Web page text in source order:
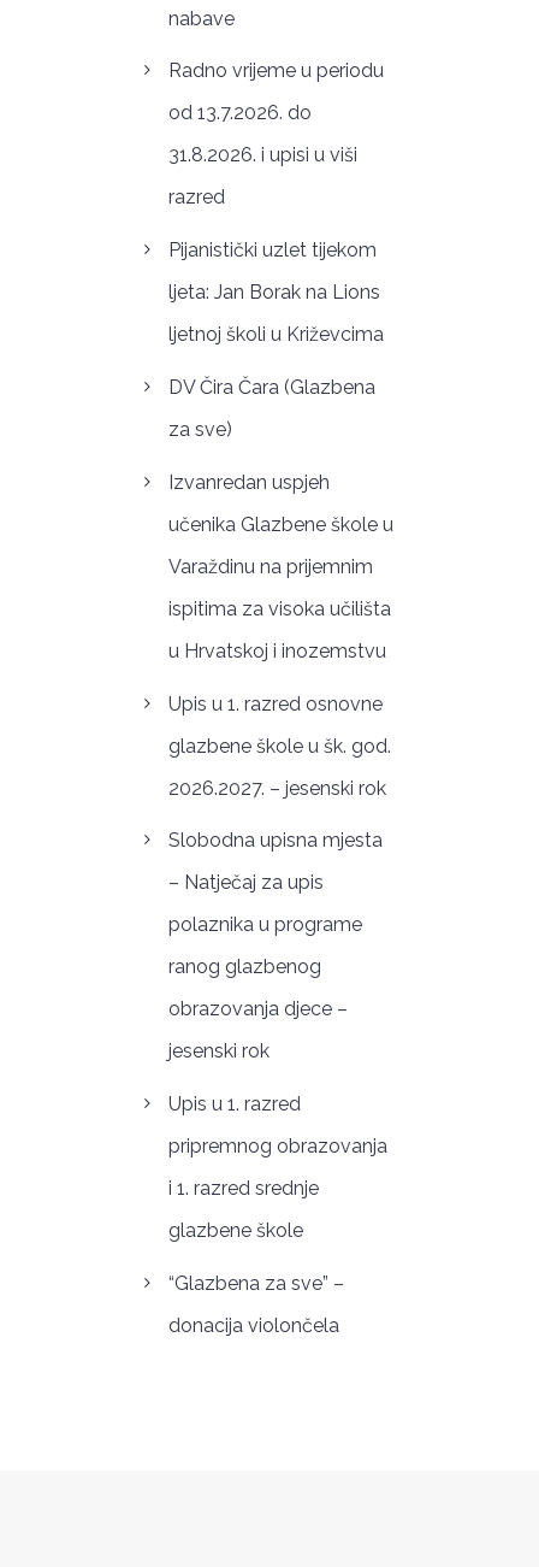
nabave
Radno vrijeme u periodu
od 13.7.2026. do
31.8.2026. i upisi u viši
razred
Pijanistički uzlet tijekom
ljeta: Jan Borak na Lions
ljetnoj školi u Križevcima
DV Čira Čara (Glazbena
za sve)
Izvanredan uspjeh
učenika Glazbene škole u
Varaždinu na prijemnim
ispitima za visoka učilišta
u Hrvatskoj i inozemstvu
Upis u 1. razred osnovne
glazbene škole u šk. god.
2026.2027. – jesenski rok
Slobodna upisna mjesta
– Natječaj za upis
polaznika u programe
ranog glazbenog
obrazovanja djece –
jesenski rok
Upis u 1. razred
pripremnog obrazovanja
i 1. razred srednje
glazbene škole
“Glazbena za sve” –
donacija violončela